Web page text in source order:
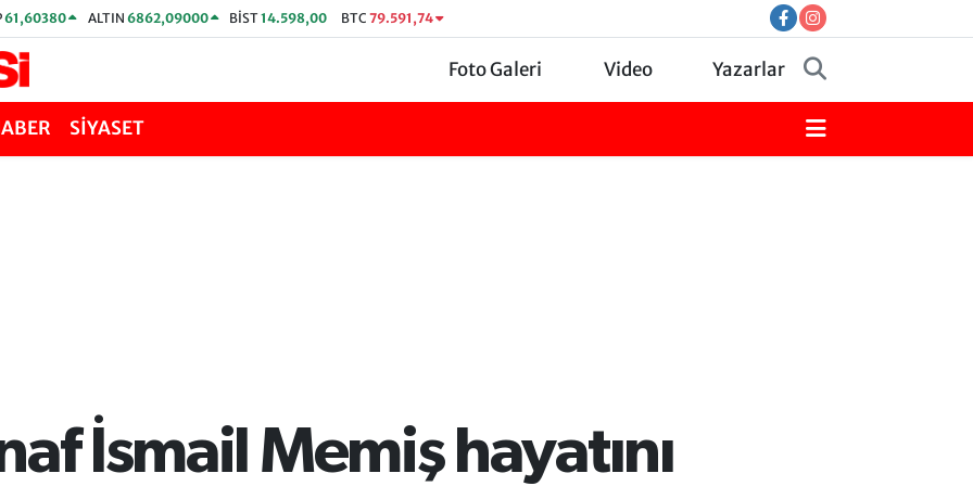
61,60380 ALTIN 6862,09000 BİST14.598,00 BTC 79.591,74
Foto Galeri Video Yazarlar
SİYASET
İsmail Memiş hayatını